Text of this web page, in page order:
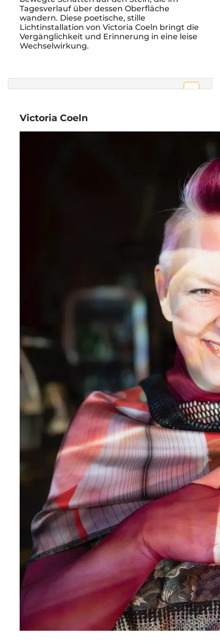
Tagesverlauf über dessen Oberfläche
wandern. Diese poetische, stille
Lichtinstallation von Victoria Coeln bringt die
Vergänglichkeit und Erinnerung in eine leise
Wechselwirkung.
Victoria Coeln